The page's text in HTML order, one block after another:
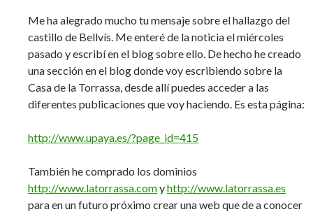
Me ha alegrado mucho tu mensaje sobre el hallazgo del
castillo de Bellvís. Me enteré de la noticia el miércoles
pasado y escribí en el blog sobre ello. De hecho he creado
una sección en el blog donde voy escribiendo sobre la
Casa de la Torrassa, desde allí puedes acceder a las
diferentes publicaciones que voy haciendo. Es esta página:
http://www.upaya.es/?page_id=415
También he comprado los dominios
http://www.latorrassa.comyhttp://www.latorrassa.es
para en un futuro próximo crear una web que de a conocer